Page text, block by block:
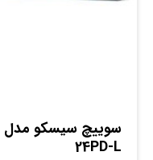
24PD-L